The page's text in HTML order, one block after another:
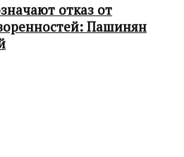
отказ от
Пашинян